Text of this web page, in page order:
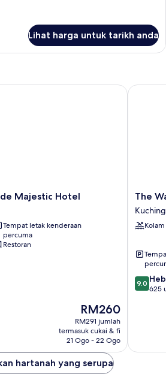
Lihat harga untuk tarikh anda
Majestic Hotel
Tempat letak kenderaan
percuma
Restoran
Harga
ialah
RM260
RM260
RM291 jumlah
termasuk cukai & fi
21 Ogo - 22 Ogo
Hotel
The
Hotel
Kuching
The
Kuching
9.0
9.0
625
The
hartanah yang serupa